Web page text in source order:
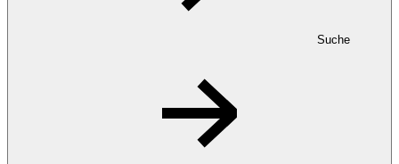
Suche